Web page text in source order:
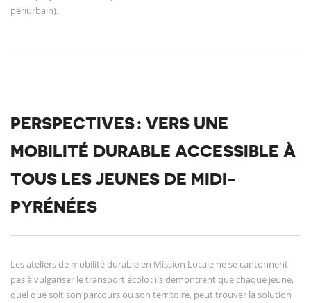
périurbain).
PERSPECTIVES : VERS UNE
MOBILITÉ DURABLE ACCESSIBLE À
TOUS LES JEUNES DE MIDI-
PYRÉNÉES
Les ateliers de mobilité durable en Mission Locale ne se cantonnent
pas à vulgariser le transport écolo : ils démontrent que chaque jeune,
quel que soit son parcours ou son territoire, peut trouver la solution